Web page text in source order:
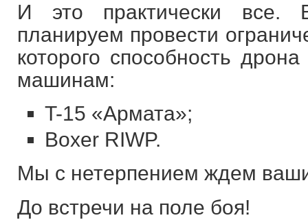
И это практически
планируем провести
которого способность
машинам:
T-15 «Армата»;
Boxer RIWP.
Мы с нетерпением ждем
До встречи на поле боя!